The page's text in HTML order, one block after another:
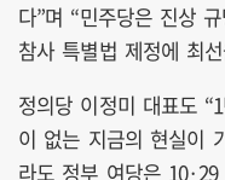
다”며 “민주당은 진상
참사 특별법 제정에 최
정의당 이정미 대표도
이 없는 지금의 현실이
라도 정부 여당은